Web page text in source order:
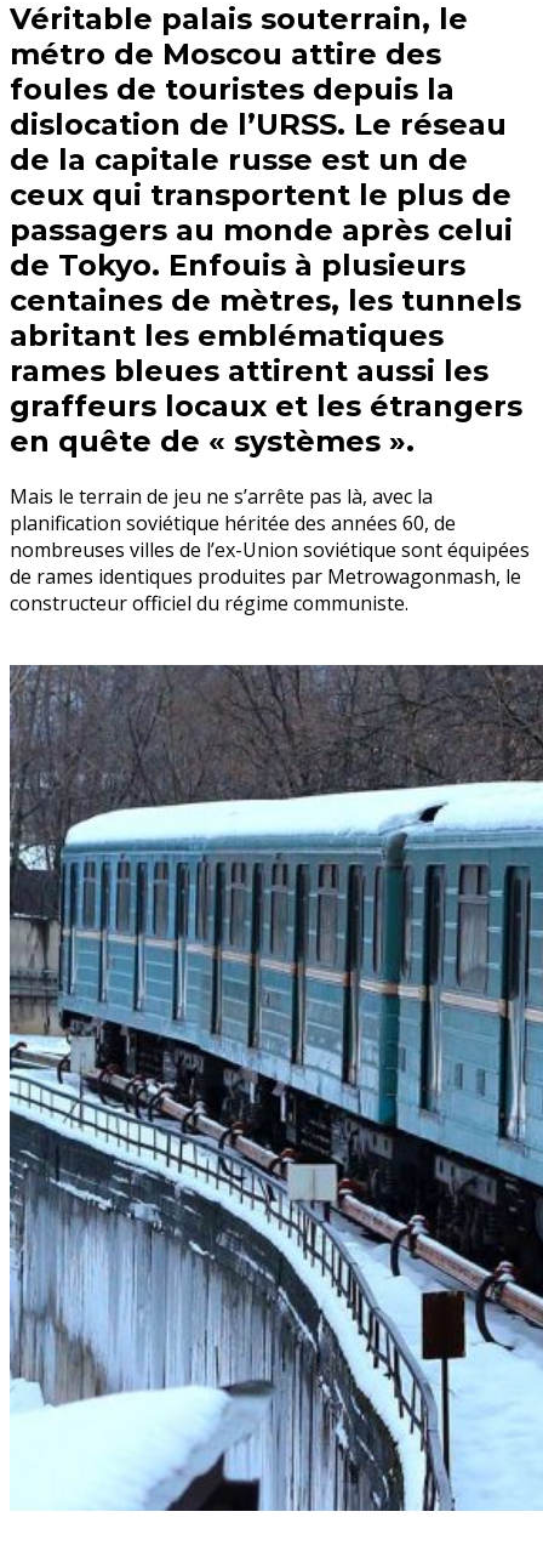
Véritable palais souterrain, le
métro de Moscou attire des
foules de touristes depuis la
dislocation de l’URSS. Le réseau
de la capitale russe est un de
ceux qui transportent le plus de
passagers au monde après celui
de Tokyo. Enfouis à plusieurs
centaines de mètres, les tunnels
abritant les emblématiques
rames bleues attirent aussi les
graffeurs locaux et les étrangers
en quête de « systèmes ».
Mais le terrain de jeu ne s’arrête pas là, avec la
planification soviétique héritée des années 60, de
nombreuses villes de l’ex-Union soviétique sont équipées
de rames identiques produites par Metrowagonmash, le
constructeur officiel du régime communiste.